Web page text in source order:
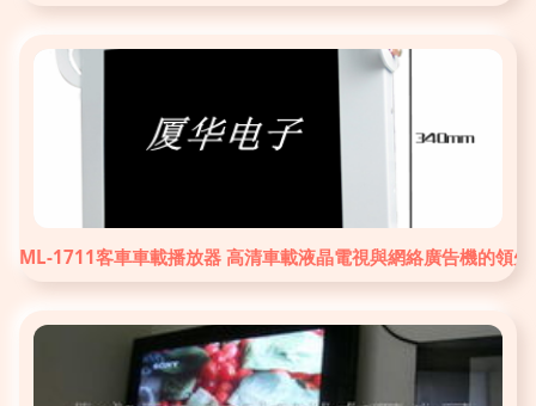
ML-1711客車車載播放器 高清車載液晶電視與網絡廣告機的領先